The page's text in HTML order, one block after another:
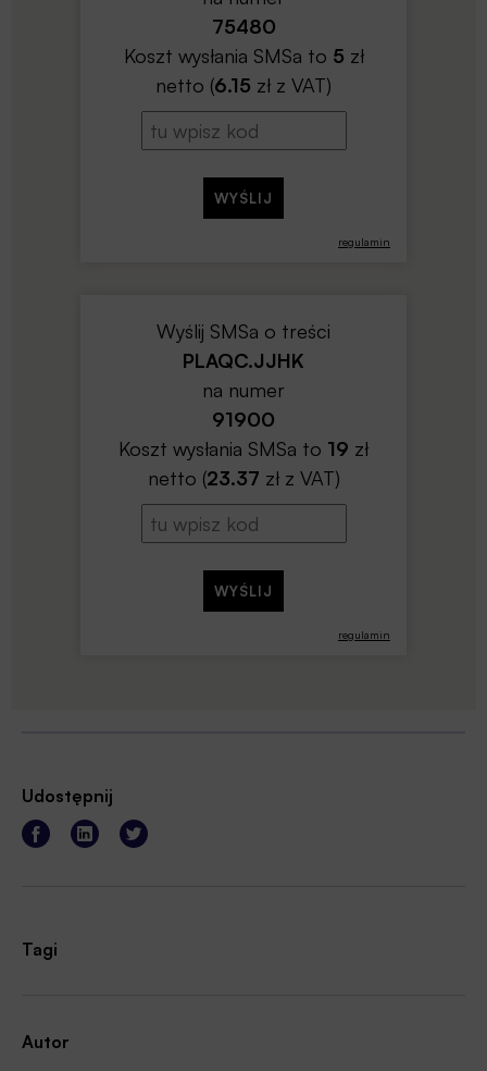
regulamin
75480
Koszt wysłania SMSa to 5 zł
netto (6.15 zł z VAT)
regulamin
Wyślij SMSa o treści
PLAQC.JJHK
na numer
91900
Koszt wysłania SMSa to 19 zł
netto (23.37 zł z VAT)
Udostępnij
Tagi
Autor